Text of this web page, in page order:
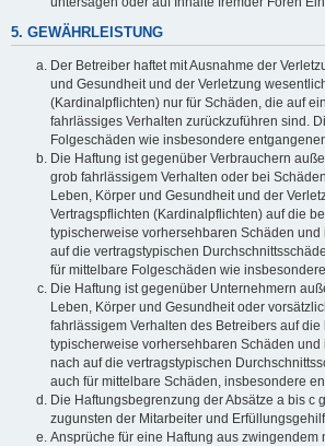
5. GEWÄHRLEISTUNG
Der Betreiber haftet mit Ausnahme der
und Gesundheit und der Verletzung
(Kardinalpflichten) nur für Schäden, die auf
fahrlässiges Verhalten zurückzuführen sind.
Folgeschäden wie insbesondere
Die Haftung ist gegenüber Verbrauchern
grob fahrlässigem Verhalten oder bei
Leben, Körper und Gesundheit und der
Vertragspflichten (Kardinalpflichten) auf die
typischerweise vorhersehbaren Schäden
auf die vertragstypischen
für mittelbare Folgeschäden wie
Die Haftung ist gegenüber Unternehmern
Leben, Körper und Gesundheit oder
fahrlässigem Verhalten des Betreibers auf die
typischerweise vorhersehbaren Schäden und
nach auf die vertragstypischen
auch für mittelbare Schäden, insbesondere
Die Haftungsbegrenzung der Absätze a bis c
zugunsten der Mitarbeiter und
Ansprüche für eine Haftung aus zwingendem